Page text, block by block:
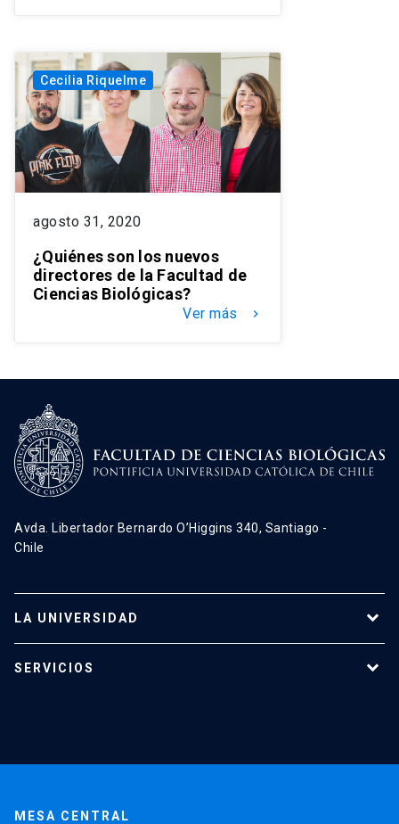
Cecilia Riquelme
agosto 31, 2020
¿Quiénes son los nuevos
directores de la Facultad de
Ciencias Biológicas?
Ver más keyboard_arrow_right
Avda. Libertador Bernardo O’Higgins 340, Santiago -
Chile
LA UNIVERSIDAD
Admisión
SERVICIOS
MESA CENTRAL